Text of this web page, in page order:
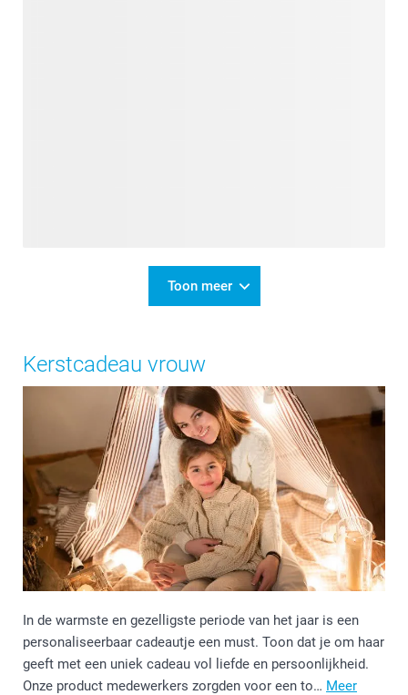
Toon meer
Kerstcadeau vrouw
In de warmste en gezelligste periode van het jaar is een
personaliseerbaar cadeautje een must. Toon dat je om haar
geeft met een uniek cadeau vol liefde en persoonlijkheid.
Onze product medewerkers zorgden voor een to… Meer